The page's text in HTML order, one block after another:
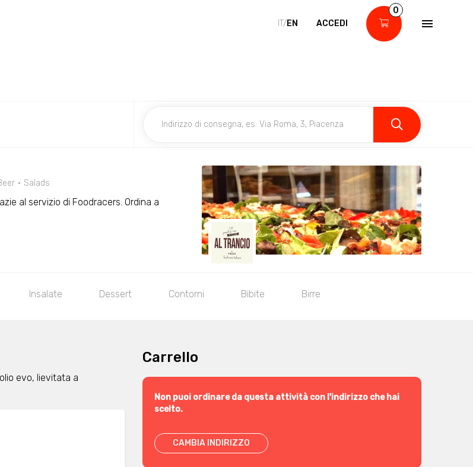
IT/EN ACCEDI
0
Salads
al servizio di Foodracers. Ordina a
Insalate Dessert Contorni Bibite Birre
evo, lievitata a
Carrello
Non puoi ordinare da questa attività con l'indirizzo che hai
scelto.
CAMBIA INDIRIZZO